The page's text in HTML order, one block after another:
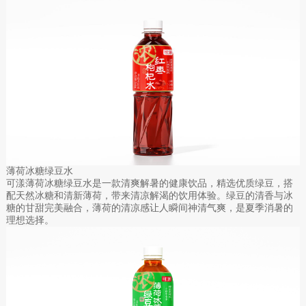
薄荷冰糖绿豆水
可漾薄荷冰糖绿豆水是一款清爽解暑的健康饮品，精选优质绿豆，搭
配天然冰糖和清新薄荷，带来清凉解渴的饮用体验。绿豆的清香与冰
糖的甘甜完美融合，薄荷的清凉感让人瞬间神清气爽，是夏季消暑的
理想选择。